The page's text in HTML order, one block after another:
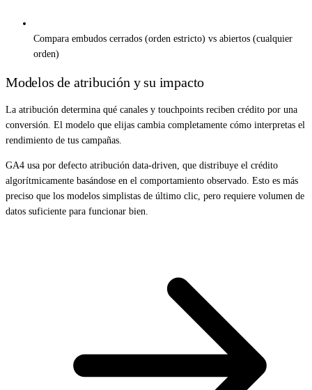
Compara embudos cerrados (orden estricto) vs abiertos (cualquier
orden)
Modelos de atribución y su impacto
La atribución determina qué canales y touchpoints reciben crédito por una
conversión. El modelo que elijas cambia completamente cómo interpretas el
rendimiento de tus campañas.
GA4 usa por defecto atribución data-driven, que distribuye el crédito
algorítmicamente basándose en el comportamiento observado. Esto es más
preciso que los modelos simplistas de último clic, pero requiere volumen de
datos suficiente para funcionar bien.